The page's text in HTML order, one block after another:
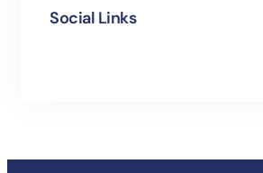
Social Links